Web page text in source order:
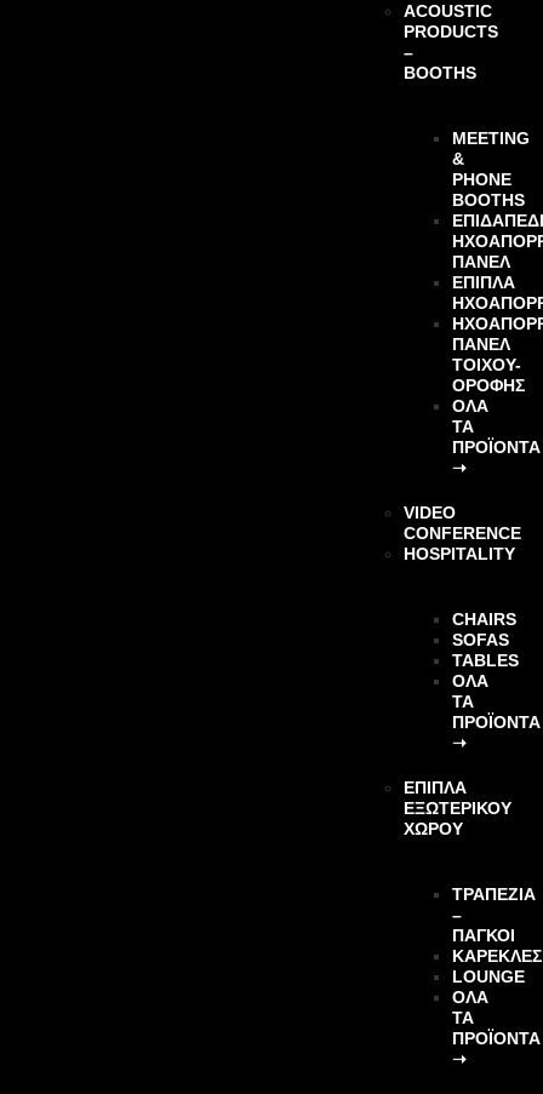
ACOUSTIC
PRODUCTS
–
BOOTHS
MEETING
&
PHONE
BOOTHS
ΠΆΝΕΛ
ΈΠΙΠΛΑ
ΠΆΝΕΛ
ΤΟΊΧΟΥ-
ΟΡΟΦΉΣ
ΌΛΑ
ΤΑ
ΠΡΟΪΌΝΤΑ
➝
VIDEO
CONFERENCE
HOSPITALITY
CHAIRS
SOFAS
TABLES
ΌΛΑ
ΤΑ
ΠΡΟΪΌΝΤΑ
➝
ΕΠΙΠΛΑ
ΕΞΩΤΕΡΙΚΟΥ
ΧΩΡΟΥ
ΤΡΑΠΕΖΙΑ
–
ΠΑΓΚΟΙ
ΚΑΡΕΚΛΕΣ
LOUNGE
ΌΛΑ
ΤΑ
ΠΡΟΪΌΝΤΑ
➝